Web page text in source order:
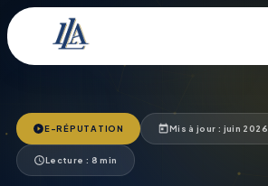
E-RÉPUTATION Mis à jour : juin 2026
Lecture : 8 min